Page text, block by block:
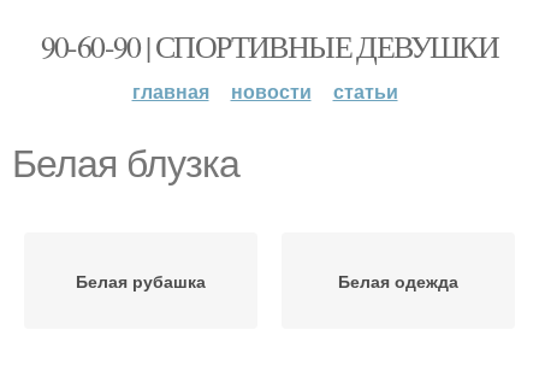
90-60-90 | СПОРТИВНЫЕ ДЕВУШКИ
главная новости статьи
Белая блузка
Белая рубашка Белая одежда